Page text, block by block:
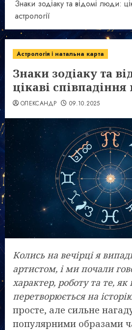
Знаки зодіаку та відомі люди:
астрології
Астрологія і натальна карта
Знаки зодіаку та
цікаві співпадіння
ОЛЕКСАНДР 09.10.2025
Колись на вечірці я
артистом, і ми почали
характер, роботу та те, як
перетворюється на
просте, але сильне
популярними образами